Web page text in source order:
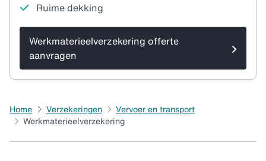
Ruime dekking
Werkmaterieelverzekering offerte
aanvragen
Home Verzekeringen
Vervoer en transport
Werkmaterieelverzekering